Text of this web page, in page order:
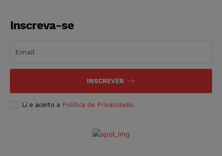
Inscreva-se
INSCREVER
Li e aceito a Política de Privacidade.